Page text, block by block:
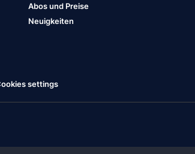
Abos und Preise
Neuigkeiten
settings